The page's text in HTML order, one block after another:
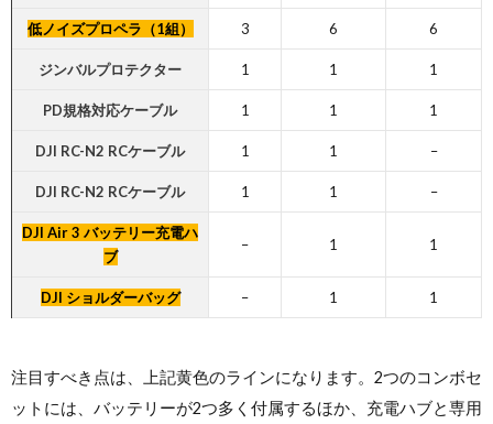
低ノイズプロペラ （1組） 3 6 6
ジンバルプロテクター 1 1 1
PD規格対応ケーブル 1 1 1
DJI RC-N2 RCケーブル 1 1 –
DJI RC-N2 RCケーブル 1 1 –
DJI Air 3 バッテリー充電ハ
ブ
– 1 1
DJI ショルダーバッグ – 1 1
注目すべき点は、上記黄色のラインになります。2つのコンボセ
ットには、バッテリーが2つ多く付属するほか、充電ハブと専用